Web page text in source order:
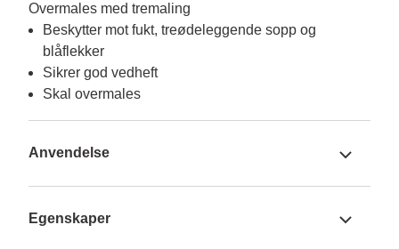
Overmales med tremaling
Beskytter mot fukt, treødeleggende sopp og
blåflekker
Sikrer god vedheft
Skal overmales
Anvendelse
Egenskaper